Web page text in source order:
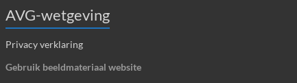
AVG-wetgeving
Privacy verklaring
Gebruik beeldmateriaal website